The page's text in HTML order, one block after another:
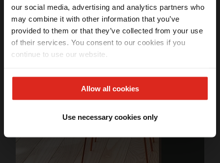
our social media, advertising and analytics partners who
may combine it with other information that you’ve
provided to them or that they’ve collected from your use
of their services. You consent to our cookies if you
continue to use our website.
Allow all cookies
Use necessary cookies only
Combine componentes no mesmo tom
Combine componentes no mesmo tom para uma
aparência perfeitamente alinhada ou mescle os
acessórios para uma combinação em contraste
componentes como a flange do triturador de
resíduos, botões de acionamento de válvula, a própria
válvula e a tampa do ladrão também disponíveis nas
mesmas tonalidades metálicas com a inovadora
robustez para a solução!
Li e aceito os termos daPolítica de privacidade
QUERO MEU DESCONTO